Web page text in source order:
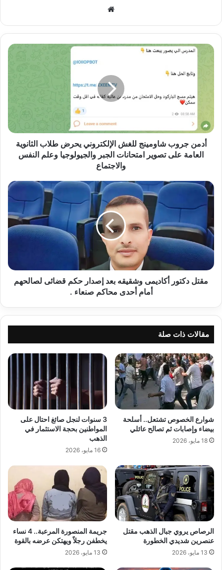
أدمن
الثانوية
العامة
على
تصوير
والجيولوجيا
وعلم
النفس
والاجتماع
أدمن جروب شاومينج للغش الإلكتروني يحرض طلاب الثانوية
العامة على تصوير امتحانات الجبر والجيولوجيا وعلم النفس
والاجتماع
مقتل
دكتور
أكاديمى
وشقيقه
بعد
إصدار
حكم
قضائى
لصالحهم
أماممقتل دكتور أكاديمى وشقيقه بعد إصدار حكم قضائى لصالحهم
أمام أحدى محاكم صنعاء .
مقالات ذات صلة
شوارع الخصوص تشتعل.. أسلحة
بيضاء وإصابات ثم تصالح عائلي
18 مايو، 2026
3 سنوات لنجل صائغ احتال على
المواطنين بحجة الاستثمار في
الذهب
16 مايو، 2026
الرصاص يروي جبال الذهب مقتل
عنصرين شديدي الخطورة
13 مايو، 2026
جريمة المنصورة المرعبة.. 4 نساء
يخطفن رجلاً ويهتكن عرضه بالقوة
13 مايو، 2026